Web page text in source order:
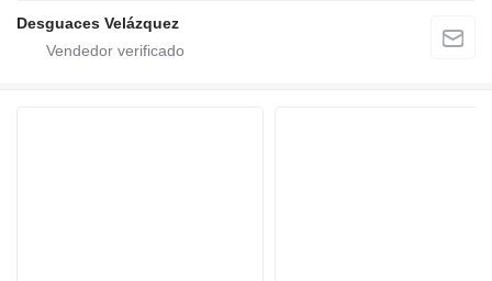
Desguaces Velázquez